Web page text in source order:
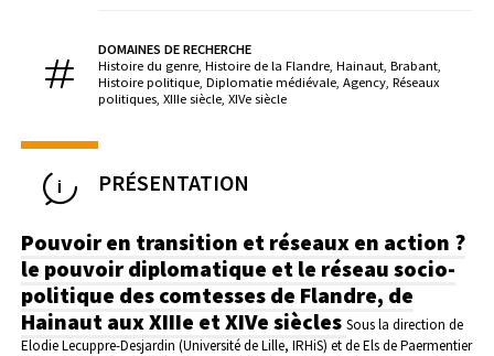
DOMAINES DE RECHERCHE
Histoire du genre, Histoire de la Flandre, Hainaut, Brabant,
Histoire politique, Diplomatie médiévale, Agency, Réseaux
politiques, XIIIe siècle, XIVe siècle
PRÉSENTATION
Pouvoir en transition et réseaux en action ?
le pouvoir diplomatique et le réseau socio-
politique des comtesses de Flandre, de
Hainaut aux XIIIe et XIVe siècles Sous la direction de
Elodie Lecuppre-Desjardin (Université de Lille, IRHiS) et de Els de Paermentier